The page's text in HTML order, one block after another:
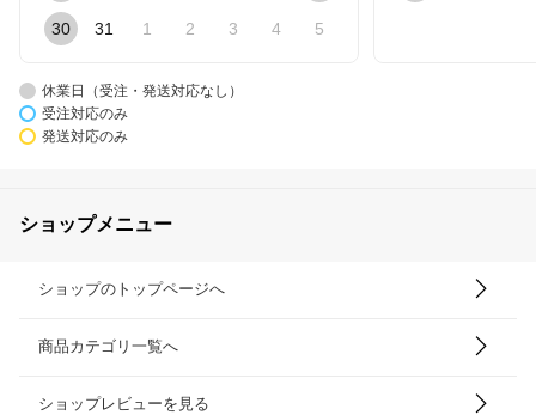
30 31 1 2 3 4 5
休業日（受注・発送対応なし）
受注対応のみ
発送対応のみ
ショップメニュー
ショップのトップページへ
商品カテゴリ一覧へ
ショップレビューを見る